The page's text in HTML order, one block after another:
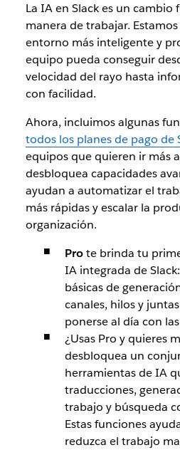
La IA en Slack es un
manera de trabajar.
entorno más inteligente y
equipo pueda conseguir
velocidad del rayo hasta
con facilidad.
Ahora, incluimos algunas
todos los planes de pago de
equipos que quieren ir más
desbloquea capacidades
ayudan a automatizar el
más rápidas y escalar la
organización.
Prote brinda tu
IA integrada de
básicas de
canales, hilos y
ponerse al día con
¿Usas Pro y quieres
desbloquea un
herramientas de IA
traducciones,
trabajo y búsqueda
Estas funciones
reduzca el trabajo